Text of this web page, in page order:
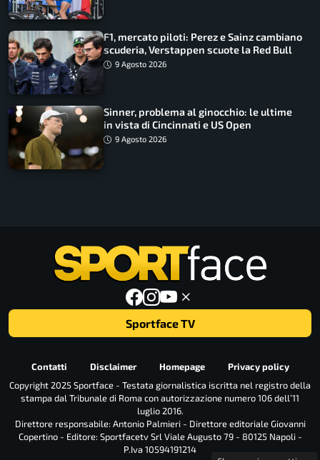
F1, mercato piloti: Perez e Sainz cambiano
scuderia, Verstappen scuote la Red Bull
9 Agosto 2026
Sinner, problema al ginocchio: le ultime
in vista di Cincinnati e US Open
9 Agosto 2026
Sportface TV
Contatti Disclaimer Homepage
Privacy policy
Copyright 2025 Sportface - Testata giornalistica iscritta nel registro della
stampa dal Tribunale di Roma con autorizzazione numero 106 dell’11
luglio 2016.
Direttore responsabile: Antonio Palmieri - Direttore editoriale Giovanni
Copertino - Editore: Sportfacetv Srl Viale Augusto 79 - 80125 Napoli -
P.Iva 10594191214